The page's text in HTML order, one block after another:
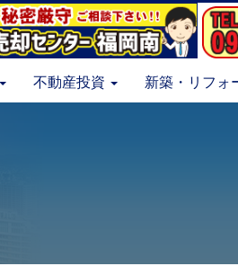
不動産投資 新築・リフォ